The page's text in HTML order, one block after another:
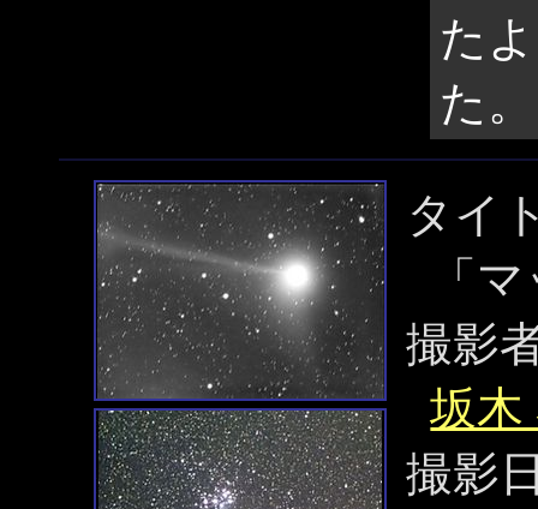
た
た。
タイ
「
撮影
坂木
撮影